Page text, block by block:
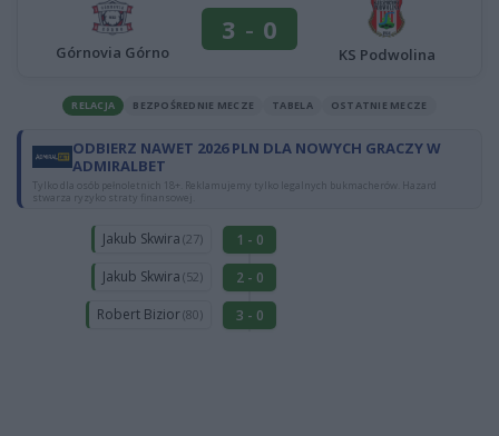
Górnovia Górno
3 - 0
KS Podwolina
RELACJA BEZPOŚREDNIE MECZE TABELA OSTATNIE MECZE
ODBIERZ NAWET 2026 PLN DLA NOWYCH GRACZY W
ADMIRALBET
Tylko dla osób pełnoletnich 18+. Reklamujemy tylko legalnych bukmacherów. Hazard
stwarza ryzyko straty finansowej.
Jakub Skwira (27)
1 - 0
Jakub Skwira (52)
2 - 0
Robert Bizior(80) 3 - 0